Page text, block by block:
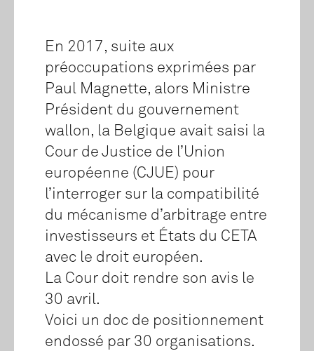
En 2017, suite aux
préoccupations exprimées par
Paul Magnette, alors Ministre
Président du gouvernement
wallon, la Belgique avait saisi la
Cour de Justice de l’Union
européenne (CJUE) pour
l’interroger sur la compatibilité
du mécanisme d’arbitrage entre
investisseurs et États du CETA
avec le droit européen.
La Cour doit rendre son avis le
30 avril.
Voici un doc de positionnement
endossé par 30 organisations.